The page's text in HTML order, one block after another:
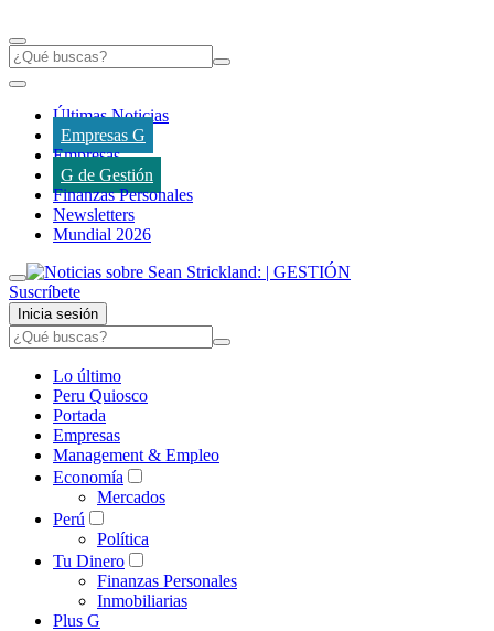
Últimas Noticias
Empresas G
Empresas
G de Gestión
Finanzas Personales
Newsletters
Mundial 2026
Suscríbete
Inicia sesión
Lo último
Peru Quiosco
Portada
Empresas
Management & Empleo
Economía
Mercados
Perú
Política
Tu Dinero
Finanzas Personales
Inmobiliarias
Plus G